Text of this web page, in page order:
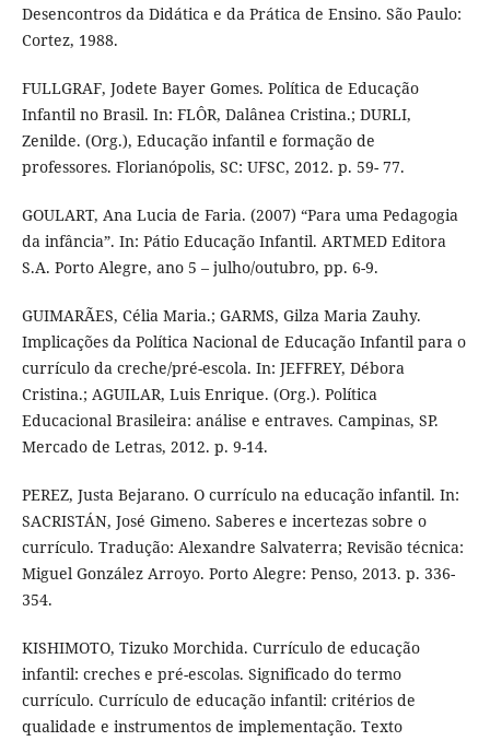
Desencontros da Didática e da Prática de Ensino. São Paulo:
Cortez, 1988.
FULLGRAF, Jodete Bayer Gomes. Política de Educação
Infantil no Brasil. In: FLÔR, Dalânea Cristina.; DURLI,
Zenilde. (Org.), Educação infantil e formação de
professores. Florianópolis, SC: UFSC, 2012. p. 59- 77.
GOULART, Ana Lucia de Faria. (2007) “Para uma Pedagogia
da infância”. In: Pátio Educação Infantil. ARTMED Editora
S.A. Porto Alegre, ano 5 – julho/outubro, pp. 6-9.
GUIMARÃES, Célia Maria.; GARMS, Gilza Maria Zauhy.
Implicações da Política Nacional de Educação Infantil para o
currículo da creche/pré-escola. In: JEFFREY, Débora
Cristina.; AGUILAR, Luis Enrique. (Org.). Política
Educacional Brasileira: análise e entraves. Campinas, SP.
Mercado de Letras, 2012. p. 9-14.
PEREZ, Justa Bejarano. O currículo na educação infantil. In:
SACRISTÁN, José Gimeno. Saberes e incertezas sobre o
currículo. Tradução: Alexandre Salvaterra; Revisão técnica:
Miguel González Arroyo. Porto Alegre: Penso, 2013. p. 336-
354.
KISHIMOTO, Tizuko Morchida. Currículo de educação
infantil: creches e pré-escolas. Significado do termo
currículo. Currículo de educação infantil: critérios de
qualidade e instrumentos de implementação. Texto